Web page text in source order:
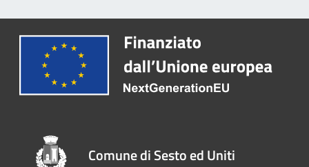
Comune di Sesto ed Uniti